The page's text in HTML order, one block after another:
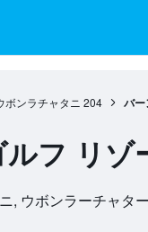
ボンラチャタニ 204 バー
フ リゾ
, ウボンラーチャタ